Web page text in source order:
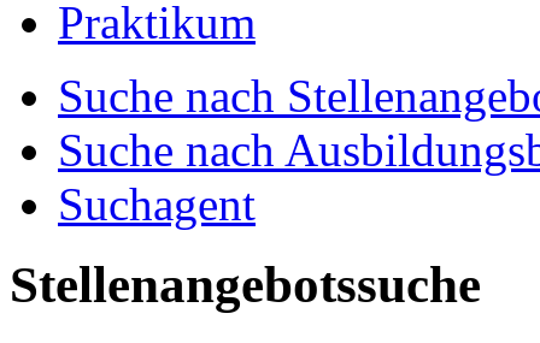
Praktikum
Suche nach
Suche nach
Suchagent
Stellenangebotssuche